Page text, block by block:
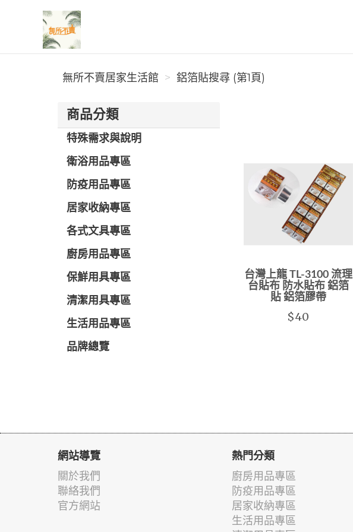
無所不賣居家生活館
無所不賣居家生活館 鋁箔貼搜尋 (第1頁)
商品分類
特殊需求與說明
衛浴用品專區
防疫用品專區
居家收納專區
各式文具專區
廚房用品專區
保鮮用具專區
清潔用具專區
生活用品專區
品牌總覽
台灣上龍 TL-3100 流理
台貼布 防水貼布 鋁箔
貼 鋁箔膠帶
$40
網站導覽
關於我們
聯絡我們
官方網站
熱門分類
廚房用品專區
防疫用品專區
居家收納專區
生活用品專區